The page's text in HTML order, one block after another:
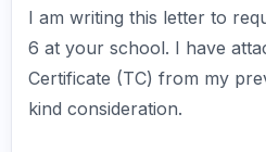
I am writing this letter to
6 at your school. I have
Certificate (TC) from my
kind consideration.